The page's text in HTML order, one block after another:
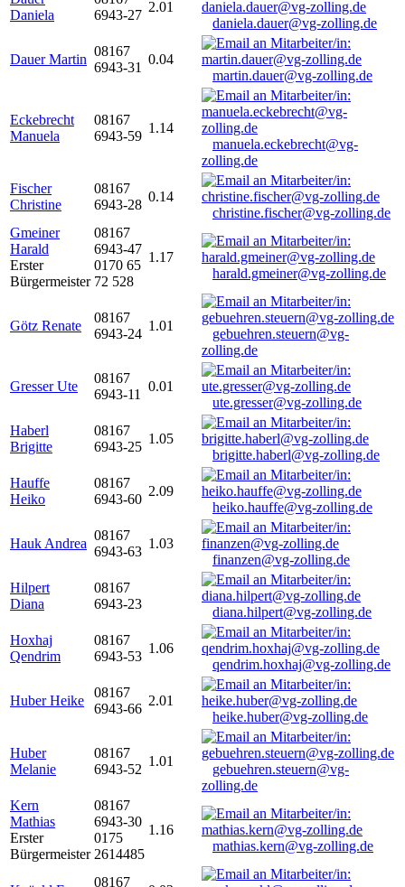
Daniela
6943-27
2.01
daniela.dauer@vg-zolling.de
Dauer Martin
08167
6943-31
0.04
martin.dauer@vg-zolling.de
Eckebrecht
Manuela
08167
6943-59
1.14
manuela.eckebrecht@vg-
zolling.de
Fischer
Christine
08167
6943-28
0.14
christine.fischer@vg-zolling.de
Gmeiner
Harald
Erster
Bürgermeister
08167
6943-47
0170 65
72 528
1.17
harald.gmeiner@vg-zolling.de
Götz Renate
08167
6943-24
1.01
gebuehren.steuern@vg-
zolling.de
Gresser Ute
08167
6943-11
0.01
ute.gresser@vg-zolling.de
Haberl
Brigitte
08167
6943-25
1.05
brigitte.haberl@vg-zolling.de
Hauffe
Heiko
08167
6943-60
2.09
heiko.hauffe@vg-zolling.de
Hauk Andrea
08167
6943-63
1.03
finanzen@vg-zolling.de
Hilpert
Diana
08167
6943-23
diana.hilpert@vg-zolling.de
Hoxhaj
Qendrim
08167
6943-53
1.06
qendrim.hoxhaj@vg-zolling.de
Huber Heike
08167
6943-66
2.01
heike.huber@vg-zolling.de
Huber
Melanie
08167
6943-52
1.01
gebuehren.steuern@vg-
zolling.de
Kern
Mathias
Erster
Bürgermeister
08167
6943-30
0175
2614485
1.16
mathias.kern@vg-zolling.de
08167